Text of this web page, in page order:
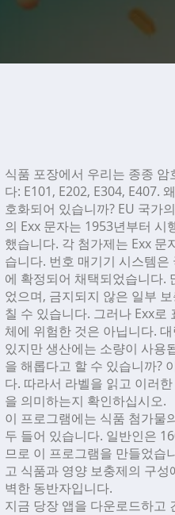
식품 포장에서 우리는 종종
다: E101, E202, E304, E407.
호화되어 있습니까? EU 국가
의 Exx 문자는 1953년부터 시
했습니다. 각 첨가제는 Exx
습니다. 번호 매기기 시스템
에 확정되어 채택되었습니다.
었으며, 금지되지 않은 일부
칠 수 있습니다. 그러나 Exx로
체에 위험한 것은 아닙니다.
있지만 생산에는 소량이 사용
을 해롭다고 할 수 있습니까?
다. 따라서 라벨을 읽고 이러
을 의미하는지 확인하십시오.
이 프로그램에는 식품 첨가물
두 들어 있습니다. 일반인은
므로 이 프로그램을 만들었습
고 식품과 영양 보충제의 구
벽한 동반자입니다.
지금 당장 앱을 다운로드하고